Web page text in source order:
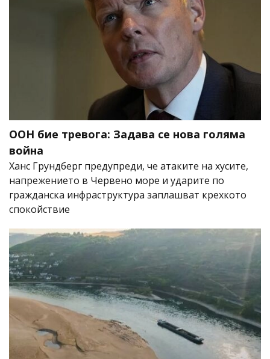
ООН бие тревога: Задава се нова голяма
война
Ханс Грундберг предупреди, че атаките на хусите,
напрежението в Червено море и ударите по
гражданска инфраструктура заплашват крехкото
спокойствие